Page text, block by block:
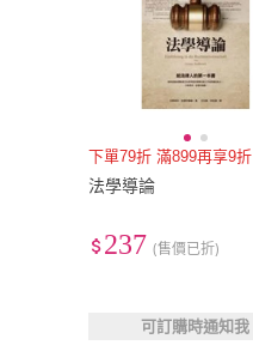
下單79折 滿899再享9折
法學導論
237 (售價已折)
可訂購時通知我